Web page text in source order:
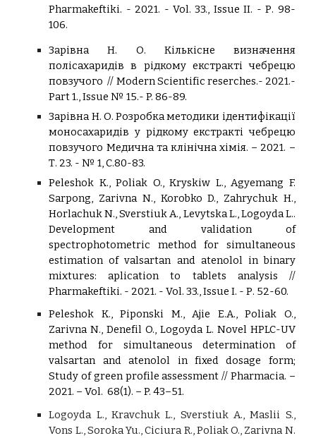
Pharmakeftiki. - 2021. - Vol. 33., Issue II. - Р. 98-
106.
Зарівна Н. О. Кількісне визначення
полісахаридів в рідкому екстракті чебрецю
повзучого // Modern Scientific reserches.- 2021.-
Part 1., Issue № 15.- P. 86-89.
Зарівна Н. О. Розробка методики ідентифікації
моносахаридів у рідкому екстракті чебрецю
повзучого Медична та клінічна хімія. – 2021. –
Т. 23. - № 1, С.80-83.
Peleshok K., Poliak O., Kryskiw L., Agyemang F.
Sarpong, Zarivna N., Korobko D., Zahrychuk H.,
Horlachuk N., Sverstiuk A., Levytska L., Logoyda L..
Development and validation of
spectrophotometric method for simultaneous
estimation of valsartan and atenolol in binary
mixtures: aplication to tablets analysis //
Pharmakeftiki. - 2021. - Vol. 33., Issue I. - Р. 52-60.
Peleshok K., Piponski M., Ajie E.A., Poliak O.,
Zarivna N., Denefil O., Logoyda L. Novel HPLC-UV
method for simultaneous determination of
valsartan and atenolol in fixed dosage form;
Study of green profile assessment // Pharmacia. –
2021. – Vol. 68(1). – P. 43–51.
Logoyda L., Kravchuk L., Sverstiuk A., Maslii S.,
Vons L., Soroka Yu., Ciciura R., Poliak O., Zarivna N.